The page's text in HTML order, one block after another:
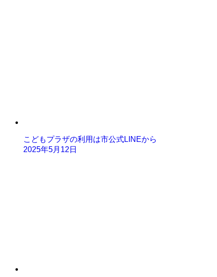
こどもプラザの利用は市公式LINEから
2025年5月12日